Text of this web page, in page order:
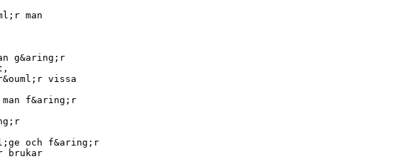
man
g&aring;r
vissa
man f&aring;r
och f&aring;r
brukar